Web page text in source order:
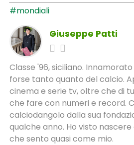
#mondiali
Giuseppe Patti
Classe '96, siciliano.
forse tanto quanto del calcio.
cinema e serie tv, oltre che di
che fare con numeri e record.
calciodangolo dalla sua
qualche anno. Ho visto
che sento quasi come mio.